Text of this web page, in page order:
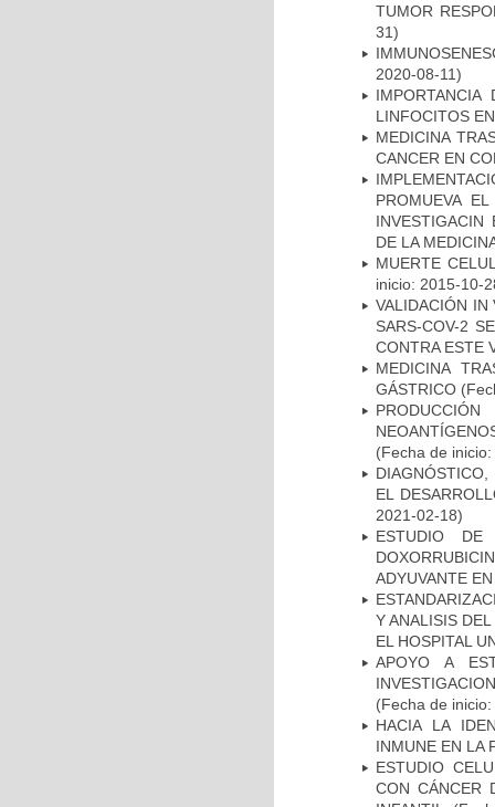
TUMOR
31)
2020-08-11)
LINFOCITOS
MEDICINA
CANCER EN
PROMUEVA
INVESTIGACIN
DE LA
MUERTE
inicio: 2015-10-
VALIDACIÓN IN
SARS-COV-2
CONTRA ESTE
MEDICINA
GÁSTRICO
(Fecha de
EL
2021-02-18)
ESTUDIO DE
ADYUVANTE
Y ANALISIS
EL HOSPITAL
APOYO A
(Fecha de
HACIA LA
INMUNE EN LA
ESTUDIO
CON CÁNCER